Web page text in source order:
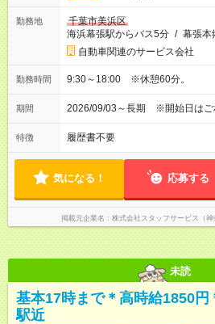
勤務地
千葉市美浜区
海浜幕張駅からバス5分 / 幕張本
自動車関連のサービス会社
勤務時間 9:30～18:00 ※休憩60分。
期間 2026/09/03～長期 ※開始日は
特徴 履歴書不要
気になる！ 応募する
掲載元企業名 株式会社スタッフサービス（神
未読
基本17時まで＊高時給1850円
駅近